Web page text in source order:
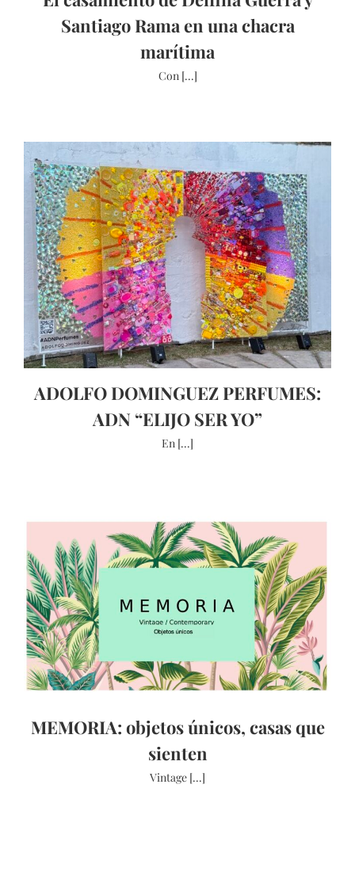
Santiago Rama en una chacra
marítima
Con [...]
ADOLFO DOMINGUEZ PERFUMES:
ADN “ELIJO SER YO”
En [...]
MEMORIA: objetos únicos, casas que
sienten
Vintage [...]